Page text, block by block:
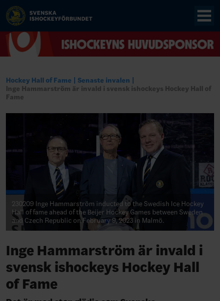
Hockey Hall of Fame
Senaste invalen
Inge Hammarström är invald i svensk ishockeys Hockey Hall of
Fame
230209 Inge Hammarström inducted to the Swedish Ice Hockey
Hall of fame ahead of the Beijer Hockey Games between Sweden
and Czech Republic on February 9, 2023 in Malmö.
Inge Hammarström är invald i
svensk ishockeys Hockey Hall
of Fame